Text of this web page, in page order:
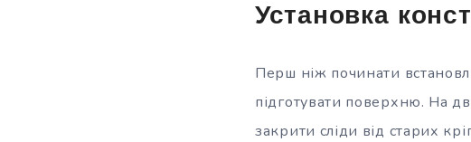
Установка
Перш ніж починати
підготувати поверхню. На
закрити сліди від старих